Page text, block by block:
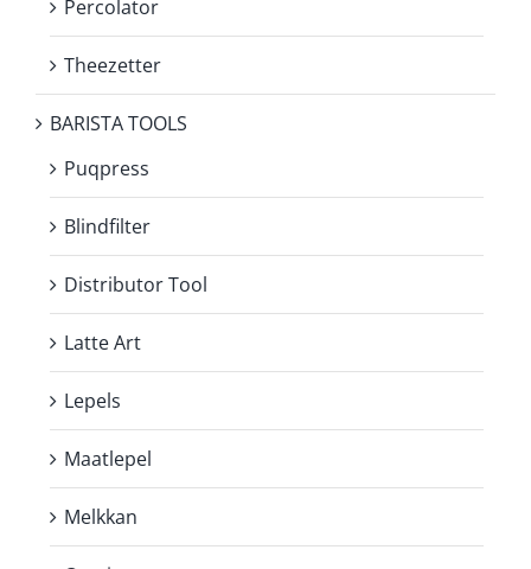
Percolator
Theezetter
BARISTA TOOLS
Puqpress
Blindfilter
Distributor Tool
Latte Art
Lepels
Maatlepel
Melkkan